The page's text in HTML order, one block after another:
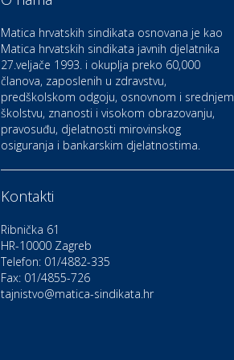
Kultura i edukacija
Kazalište Kerempuh
Kultura i edukacija
Kazalište ZKM
Auto-moto i tehnika
Zdravlje i osiguranje
UNIQA osiguranje
Matica hrvatskih sindikata osnovana je kao
Matica hrvatskih sindikata javnih djelatnika
27.veljače 1993. i okuplja preko 60,000
članova, zaposlenih u zdravstvu,
predškolskom odgoju, osnovnom i srednjem
školstvu, znanosti i visokom obrazovanju,
pravosuđu, djelatnosti mirovinskog
osiguranja i bankarskim djelatnostima.
Kontakti
Ribnička 61
HR-10000 Zagreb
Telefon: 01/4882-335
Fax: 01/4855-726
tajnistvo@matica-sindikata.hr